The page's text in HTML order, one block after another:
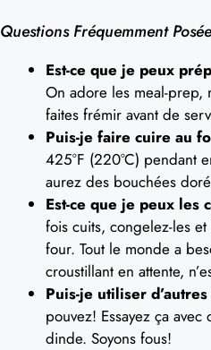
Questions Fréquemment
Est-ce que je peux
On adore les meal-prep,
faites frémir avant de
Puis-je faire cuire au
425°F (220°C) pendant
aurez des bouchées
Est-ce que je peux les
fois cuits, congelez-les
four. Tout le monde a
croustillant en attente,
Puis-je utiliser
pouvez! Essayez ça
dinde. Soyons fous!